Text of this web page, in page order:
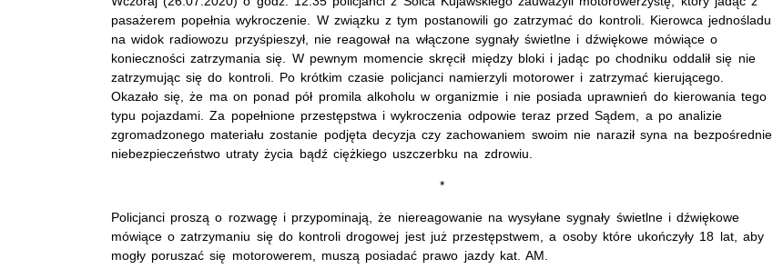
pasażerem popełnia wykroczenie. W związku z tym postanowili go zatrzymać do kontroli. Kierowca jednośladu
na widok radiowozu przyśpieszył, nie reagował na włączone sygnały świetlne i dźwiękowe mówiące o
konieczności zatrzymania się. W pewnym momencie skręcił między bloki i jadąc po chodniku oddalił się nie
zatrzymując się do kontroli. Po krótkim czasie policjanci namierzyli motorower i zatrzymać kierującego.
Okazało się, że ma on ponad pół promila alkoholu w organizmie i nie posiada uprawnień do kierowania tego
typu pojazdami. Za popełnione przestępstwa i wykroczenia odpowie teraz przed Sądem, a po analizie
zgromadzonego materiału zostanie podjęta decyzja czy zachowaniem swoim nie naraził syna na bezpośrednie
niebezpieczeństwo utraty życia bądź ciężkiego uszczerbku na zdrowiu.
*
Policjanci proszą o rozwagę i przypominają, że niereagowanie na wysyłane sygnały świetlne i dźwiękowe
mówiące o zatrzymaniu się do kontroli drogowej jest już przestępstwem, a osoby które ukończyły 18 lat, aby
mogły poruszać się motorowerem, muszą posiadać prawo jazdy kat. AM.